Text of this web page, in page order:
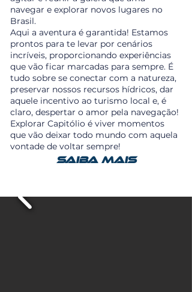
navegar e explorar novos lugares no
Brasil.
Aqui a aventura é garantida! Estamos
prontos para te levar por cenários
incríveis, proporcionando experiências
que vão ficar marcadas para sempre. É
tudo sobre se conectar com a natureza,
preservar nossos recursos hídricos, dar
aquele incentivo ao turismo local e, é
claro, despertar o amor pela navegação!
Explorar Capitólio é viver momentos
que vão deixar todo mundo com aquela
vontade de voltar sempre!
Saiba mais